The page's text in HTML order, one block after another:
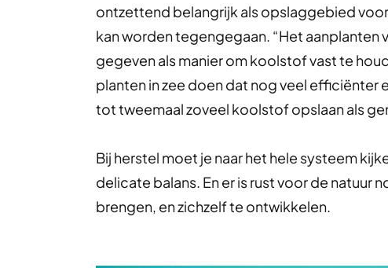
ontzettend belangrijk als opslaggebied
kan worden tegengegaan. “Het
gegeven als manier om koolstof vast te
planten in zee doen dat nog veel efficiënter
tot tweemaal zoveel koolstof opslaan als
Bij herstel moet je naar het hele systeem
delicate balans. En er is rust voor de natuur
brengen, en zichzelf te ontwikkelen.